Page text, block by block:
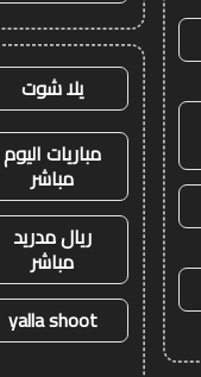
يلا شوت
مباريات اليوم
مباشر
ريال مدريد
مباشر
yalla shoot